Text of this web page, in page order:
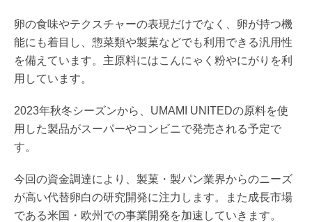
卵の食味やテクスチャーの表現だけでなく、卵が持つ機
能にも着目し、惣菜類や製菓などでも利用できる汎用性
を備えています。主原料にはこんにゃく粉やにがりを利
用しています。
2023年秋冬シーズンから、UMAMI UNITEDの原料を使
用した製品がスーパーやコンビニで発売される予定で
す。
今回の資金調達により、製菓・製パン業界からのニーズ
が高い代替卵白の研究開発に注力します。また成長市場
である米国・欧州での事業開発を加速していきます。